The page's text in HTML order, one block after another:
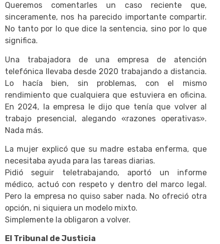
Queremos comentarles un caso reciente que,
sinceramente, nos ha parecido importante compartir.
No tanto por lo que dice la sentencia, sino por lo que
significa.
Una trabajadora de una empresa de atención
telefónica llevaba desde 2020 trabajando a distancia.
Lo hacía bien, sin problemas, con el mismo
rendimiento que cualquiera que estuviera en oficina.
En 2024, la empresa le dijo que tenía que volver al
trabajo presencial, alegando «razones operativas».
Nada más.
La mujer explicó que su madre estaba enferma, que
necesitaba ayuda para las tareas diarias.
Pidió seguir teletrabajando, aportó un informe
médico, actuó con respeto y dentro del marco legal.
Pero la empresa no quiso saber nada. No ofreció otra
opción, ni siquiera un modelo mixto.
Simplemente la obligaron a volver.
El Tribunal de Justicia